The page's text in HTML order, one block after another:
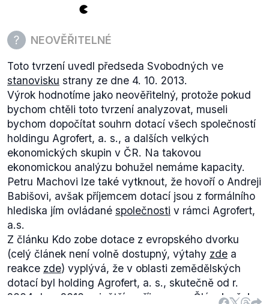
NEOVĚŘITELNÉ
Toto tvrzení uvedl předseda Svobodných ve
stanovisku strany ze dne 4. 10. 2013.
Výrok hodnotíme jako neověřitelný, protože pokud
bychom chtěli toto tvrzení analyzovat, museli
bychom dopočítat souhrn dotací všech společností
holdingu Agrofert, a. s., a dalších velkých
ekonomických skupin v ČR. Na takovou
ekonomickou analýzu bohužel nemáme kapacity.
Petru Machovi lze také vytknout, že hovoří o Andreji
Babišovi, avšak příjemcem dotací jsou z formálního
hlediska jím ovládané společnosti v rámci Agrofert,
a.s.
Z článku Kdo zobe dotace z evropského dvorku
(celý článek není volně dostupný, výtahy zde a
reakce zde) vyplývá, že v oblasti zemědělských
dotací byl holding Agrofert, a. s., skutečně od r.
2004 do r. 2010 největším příjemcem. Článek však